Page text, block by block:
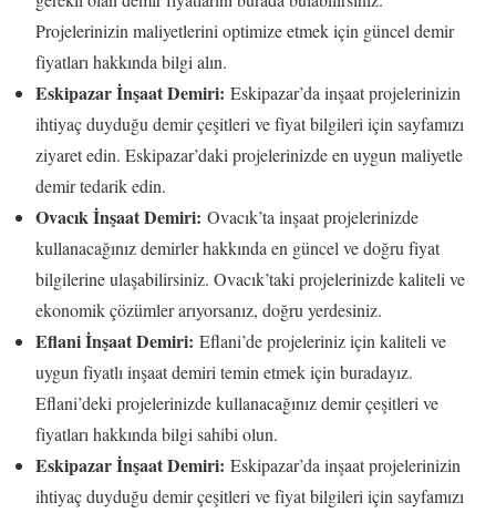
Projelerinizin maliyetlerini optimize etmek için güncel demir
fiyatları hakkında bilgi alın.
Eskipazar İnşaat Demiri: Eskipazar’da inşaat projelerinizin
ihtiyaç duyduğu demir çeşitleri ve fiyat bilgileri için sayfamızı
ziyaret edin. Eskipazar’daki projelerinizde en uygun maliyetle
demir tedarik edin.
Ovacık İnşaat Demiri: Ovacık’ta inşaat projelerinizde
kullanacağınız demirler hakkında en güncel ve doğru fiyat
bilgilerine ulaşabilirsiniz. Ovacık’taki projelerinizde kaliteli ve
ekonomik çözümler arıyorsanız, doğru yerdesiniz.
Eflani İnşaat Demiri: Eflani’de projeleriniz için kaliteli ve
uygun fiyatlı inşaat demiri temin etmek için buradayız.
Eflani’deki projelerinizde kullanacağınız demir çeşitleri ve
fiyatları hakkında bilgi sahibi olun.
Eskipazar İnşaat Demiri: Eskipazar’da inşaat projelerinizin
ihtiyaç duyduğu demir çeşitleri ve fiyat bilgileri için sayfamızı